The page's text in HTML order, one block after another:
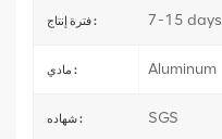
فترة إنتاج : 7-15 days
مادي : Aluminum
شهاده : SGS